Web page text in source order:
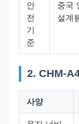
안
전
기
준
중국
설계
2. CHM-
사양